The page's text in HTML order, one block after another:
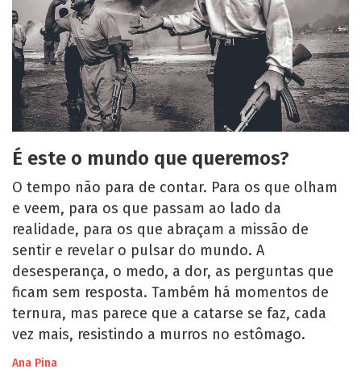
É este o mundo que queremos?
O tempo não para de contar. Para os que olham
e veem, para os que passam ao lado da
realidade, para os que abraçam a missão de
sentir e revelar o pulsar do mundo. A
desesperança, o medo, a dor, as perguntas que
ficam sem resposta. Também há momentos de
ternura, mas parece que a catarse se faz, cada
vez mais, resistindo a murros no estômago.
Ana Pina